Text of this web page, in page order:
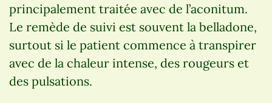
principalement traitée avec de l’aconitum.
Le remède de suivi est souvent la belladone,
surtout si le patient commence à transpirer
avec de la chaleur intense, des rougeurs et
des pulsations.